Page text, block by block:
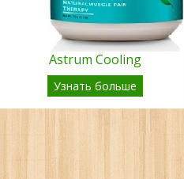
Astrum Cooling
Узнать больше